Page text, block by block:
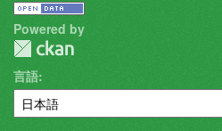
Powered by
言語